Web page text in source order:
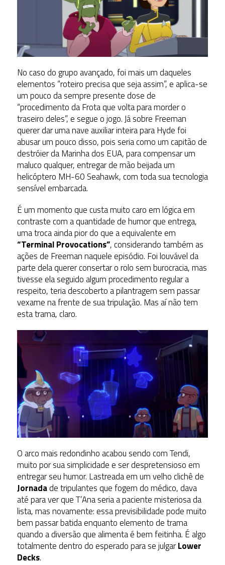
No caso do grupo avançado, foi mais um daqueles
elementos “roteiro precisa que seja assim”, e aplica-se
um pouco da sempre presente dose de
“procedimento da Frota que volta para morder o
traseiro deles”, e segue o jogo. Já sobre Freeman
querer dar uma nave auxiliar inteira para Hyde foi
abusar um pouco disso, pois seria como um capitão de
destróier da Marinha dos EUA, para compensar um
maluco qualquer, entregar de mão beijada um
helicóptero MH-60 Seahawk, com toda sua tecnologia
sensível embarcada.
É um momento que custa muito caro em lógica em
contraste com a quantidade de humor que entrega,
uma troca ainda pior do que a equivalente em
“Terminal Provocations”, considerando também as
ações de Freeman naquele episódio. Foi louvável da
parte dela querer consertar o rolo sem burocracia, mas
tivesse ela seguido algum procedimento regular a
respeito, teria descoberto a pilantragem sem passar
vexame na frente de sua tripulação. Mas aí não tem
esta trama, claro.
O arco mais redondinho acabou sendo com Tendi,
muito por sua simplicidade e ser despretensioso em
entregar seu humor. Lastreada em um velho clichê de
Jornadade tripulantes que fogem do médico, dava
até para ver que T’Ana seria a paciente misteriosa da
lista, mas novamente: essa previsibilidade pode muito
bem passar batida enquanto elemento de trama
quando a diversão que alimenta é bem feitinha. É algo
totalmente dentro do esperado para se julgarLower
Decks.